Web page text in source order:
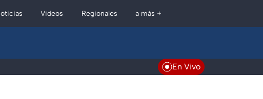
Videos Regionales a más +
En Vivo